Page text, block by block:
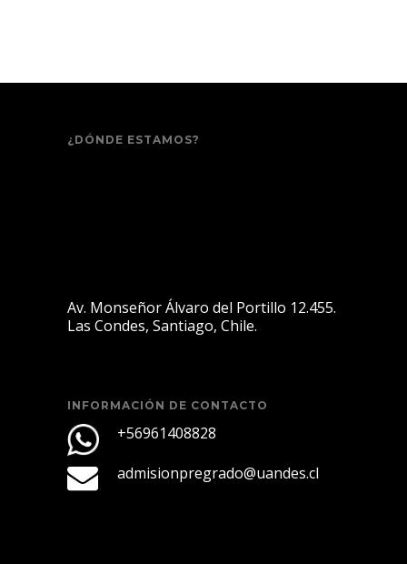
¿DÓNDE ESTAMOS?
Av. Monseñor Álvaro del Portillo 12.455.
Las Condes, Santiago, Chile.
INFORMACIÓN DE CONTACTO
+56961408828
admisionpregrado@uandes.cl